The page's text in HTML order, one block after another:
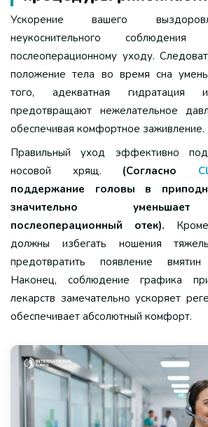
Ускорение вашего
неукоснительного
послеоперационному уходу.
положение тела во время сна
того, адекватная
предотвращают нежелательное
обеспечивая комфортное заживление.
Правильный уход эффективно
носовой хрящ. (Согласно
поддержание головы в
значительно
послеоперационный отек).
должны избегать ношения
предотвратить появление
Наконец, соблюдение графика
лекарств замечательно ускоряет
обеспечивает абсолютный комфорт.